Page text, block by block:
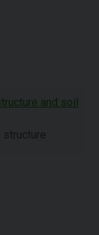
and soil
structure